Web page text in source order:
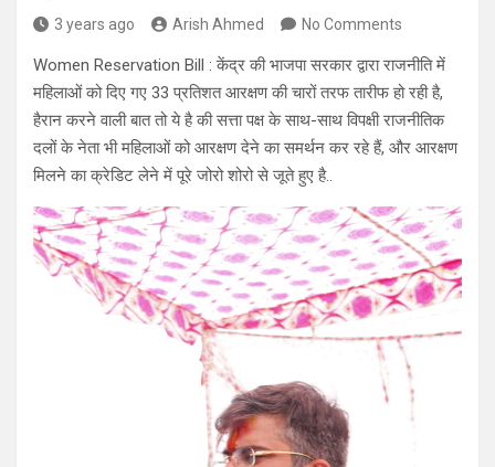
3 years ago Arish Ahmed No Comments
Women Reservation Bill : केंद्र की भाजपा सरकार द्वारा राजनीति में
महिलाओं को दिए गए 33 प्रतिशत आरक्षण की चारों तरफ तारीफ हो रही है,
हैरान करने वाली बात तो ये है की सत्ता पक्ष के साथ-साथ विपक्षी राजनीतिक
दलों के नेता भी महिलाओं को आरक्षण देने का समर्थन कर रहे हैं, और आरक्षण
मिलने का क्रेडिट लेने में पूरे जोरो शोरो से जूते हुए है..